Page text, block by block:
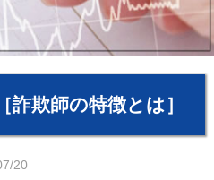
詐欺師の特徴とは］
20